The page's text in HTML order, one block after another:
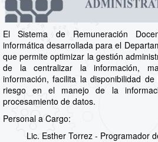
El Sistema de Remuneración
informática desarrollada para el
que permite optimizar la gestión
de la centralizar la información,
información, facilita la disponibilidad
riesgo en el manejo de la
procesamiento de datos.
Personal a Cargo:
Lic. Esther Torrez - Programador